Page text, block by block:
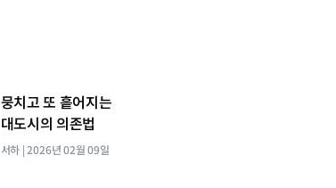
뭉치고 또 흩어지는
대도시의 의존법
서하 2026년 02월 09일